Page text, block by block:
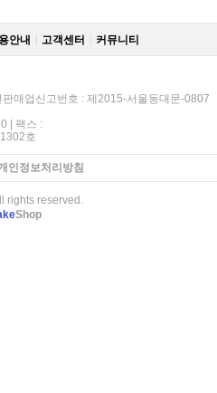
안내 고객센터 커뮤니티
매업신고번호 : 제2015-서울동대문-0807
| 팩스 :
호
인정보처리방침
rights reserved.
Shop